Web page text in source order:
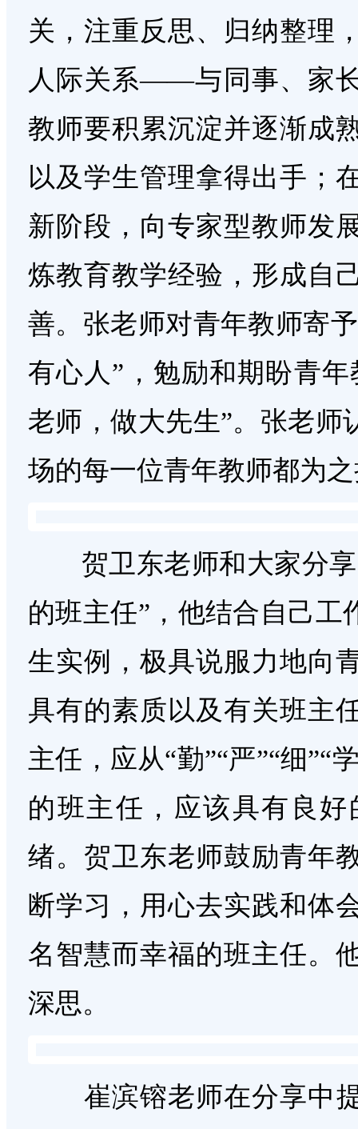
关，注重反思、归纳整理
人际关系——与同事、家
教师要积累沉淀并逐渐成
以及学生管理拿得出手；
新阶段，向专家型教师发
炼教育教学经验，形成自
善。张老师对青年教师寄
有心人”，勉励和期盼青
老师，做大先生”。张老师
场的每一位青年教师都为
贺卫东老师和大家分享
的班主任”，他结合自己
生实例，极具说服力地向
具有的素质以及有关班主
主任，应从“勤”“严”“细”“
的班主任，应该具有良
绪。贺卫东老师鼓励青年
断学习，用心去实践和体
名智慧而幸福的班主任。
深思。
崔滨镕老师在分享中提